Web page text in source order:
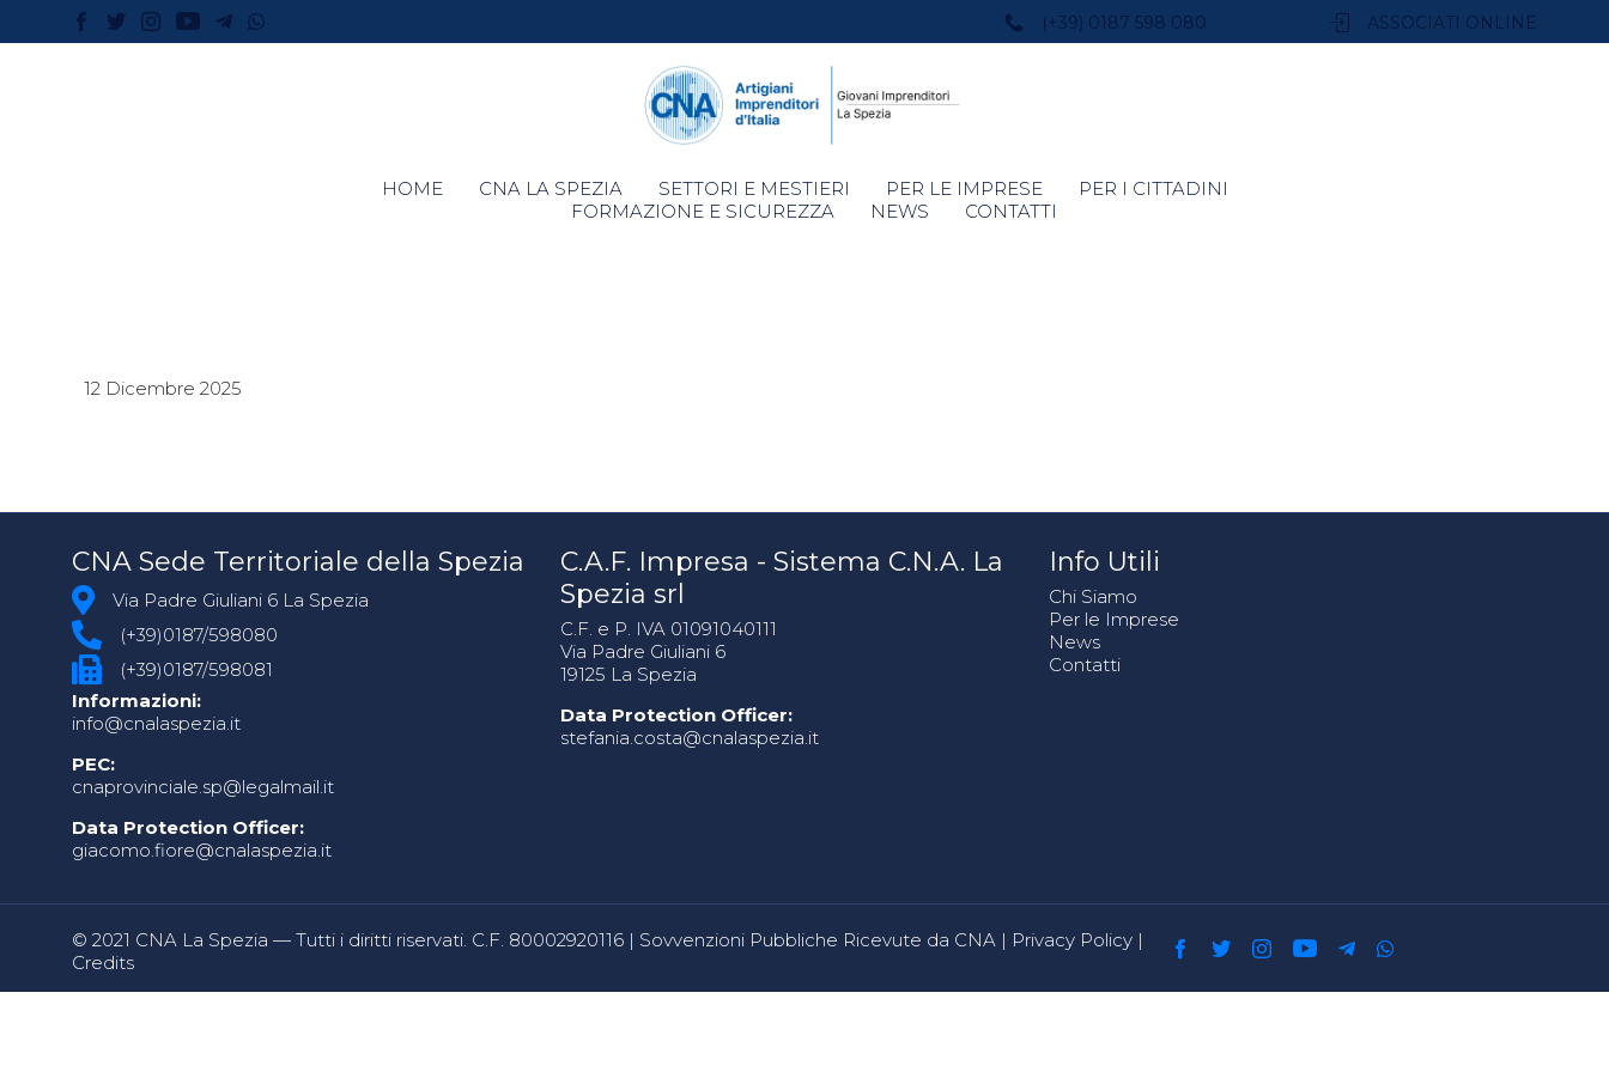
(+39) 0187 598 080 ASSOCIATI ONLINE
Skip
to
HOME CNA LA SPEZIA SETTORI E MESTIERI PER LE IMPRESE
PER I CITTADINI
FORMAZIONE E SICUREZZA
NEWS CONTATTI
12 Dicembre 2025
CNA Sede Territoriale della Spezia
Via Padre Giuliani 6 La Spezia
(+39)0187/598080
(+39)0187/598081
Informazioni:
info@cnalaspezia.it
PEC:
cnaprovinciale.sp@legalmail.it
Data Protection Officer:
giacomo.fiore@cnalaspezia.it
C.A.F. Impresa - Sistema C.N.A. La
Spezia srl
C.F. e P. IVA 01091040111
Via Padre Giuliani 6
19125 La Spezia
Data Protection Officer:
stefania.costa@cnalaspezia.it
Info Utili
Chi Siamo
Per le Imprese
News
Contatti
© 2021 CNA La Spezia — Tutti i diritti riservati. C.F. 80002920116 | Sovvenzioni Pubbliche Ricevute da CNA | Privacy Policy |
Credits